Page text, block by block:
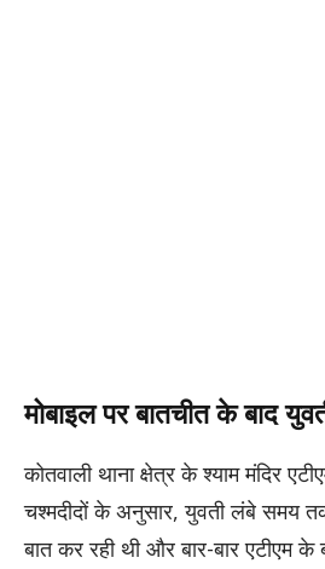
मोबाइल पर बातचीत के बाद
कोतवाली थाना क्षेत्र के श्याम मंदिर
चश्मदीदों के अनुसार, युवती लंबे समय
बात कर रही थी और बार-बार एटीएम के